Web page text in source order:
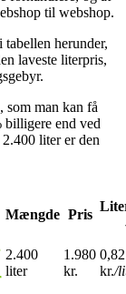
til webshop.
herunder,
laveste literpris,
som man kan få
billigere end ved
liter er den
Mængde Pris
2.400
liter
1.980
kr.
0,82
kr./